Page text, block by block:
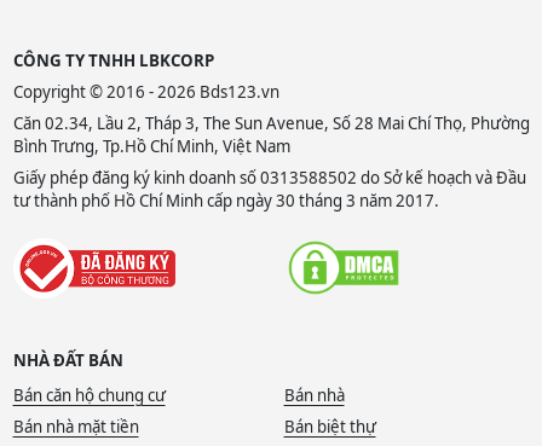
CÔNG TY TNHH LBKCORP
Copyright © 2016 - 2026 Bds123.vn
Căn 02.34, Lầu 2, Tháp 3, The Sun Avenue, Số 28 Mai Chí Thọ, Phường
Bình Trưng, Tp.Hồ Chí Minh, Việt Nam
Giấy phép đăng ký kinh doanh số 0313588502 do Sở kế hoạch và Đầu
tư thành phố Hồ Chí Minh cấp ngày 30 tháng 3 năm 2017.
NHÀ ĐẤT BÁN
Bán căn hộ chung cư
Bán nhà
Bán nhà mặt tiền
Bán biệt thự